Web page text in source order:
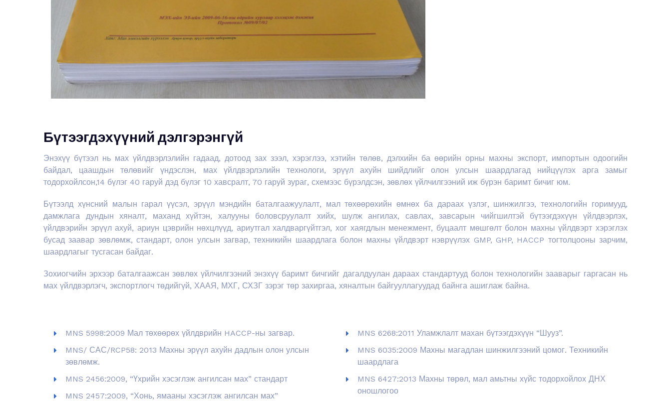
Бүтээгдэхүүний дэлгэрэнгүй
Энэхүү бүтээл нь мах үйлдвэрлэлийн гадаад, дотоод зах зээл, хэрэглээ, хэтийн төлөв, дэлхийн ба өөрийн орны махны экспорт, импортын одоогийн
байдал, цаашдын төлөвийг үндэслэн, мах үйлдвэрлэлийн технологи, эрүүл ахуйн шийдлийг олон улсын шаардлагад нийцүүлэх арга замыг
тодорхойлсон,14 бүлэг 40 гаруй дэд бүлэг 10 хавсралт, 70 гаруй зураг, схемээс бүрэлдсэн, зөвлөх үйлчилгээний иж бүрэн баримт бичиг юм.
Бүтээлд хүнсний малын гарал үүсэл, эрүүл мэндийн баталгаажуулалт, мал төхөөрөхийн өмнөх ба дараах үзлэг, шинжилгээ, технологийн горимууд,
дамжлага дундын хяналт, маханд хүйтэн, халууны боловсруулалт хийх, шулж ангилах, савлах, завсарын чийгшилтэй бүтээгдэхүүн үйлдвэрлэх,
үйлдвэрийн эрүүл ахуй, ариун цэврийн нөхцлүүд, ариутгал халдваргүйтгэл, хог хаягдлын менежмент, буцаалт мөшгөлт болон махны үйлдвэрт хэрэглэх
бусад заавар зөвлөмж, стандарт, олон улсын загвар, техникийн шаардлага болон махны үйлдвэрт нэврүүлэх GMP, GHP, HACCP тогтолцооны зарчим,
шаардлагыг тусгасан байдаг.
Зохиогчийн эрхээр баталгаажсан зөвлөх үйлчилгээний энэхүү баримт бичгийг дагалдуулан дараах стандартууд болон технологийн зааварыг гаргасан нь
мах үйлдвэрлэгч, экспортлогч төдийгүй, ХААЯ, МХГ, СХЗГ зэрэг төр захиргаа, хяналтын байгууллагуудад байнга ашиглаж байна.
MNS 5998:2009 Мал төхөөрөх үйлдврийн HACCP-ны загвар.
MNS/ САС/RCP58: 2013 Махны эрүүл ахуйн дадлын олон улсын
зөвлөмж.
MNS 2456:2009, “Үхрийн хэсэглэж ангилсан мах” стандарт
MNS 2457:2009, “Хонь, ямааны хэсэглэж ангилсан мах”
MNS 6268:2011 Уламжлалт махан бүтээгдэхүүн “Шууз”.
MNS 6035:2009 Махны магадлан шинжилгээний цомог. Техникийн
шаардлага
MNS 6427:2013 Махны төрөл, мал амьтны хүйс тодорхойлох ДНХ
оношлогоо